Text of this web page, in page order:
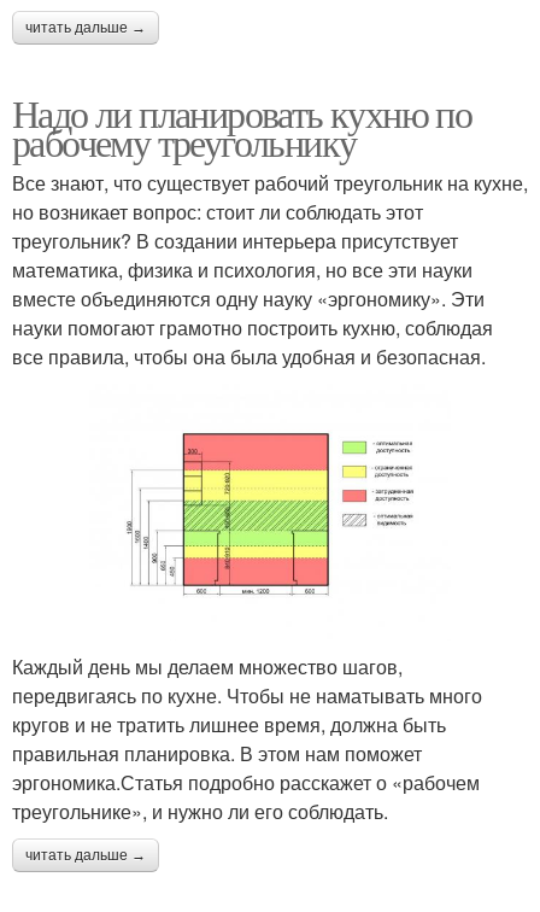
читать дальше →
Надо ли планировать кухню по
рабочему треугольнику
Все знают, что существует рабочий треугольник на кухне,
но возникает вопрос: стоит ли соблюдать этот
треугольник? В создании интерьера присутствует
математика, физика и психология, но все эти науки
вместе объединяются одну науку «эргономику». Эти
науки помогают грамотно построить кухню, соблюдая
все правила, чтобы она была удобная и безопасная.
Каждый день мы делаем множество шагов,
передвигаясь по кухне. Чтобы не наматывать много
кругов и не тратить лишнее время, должна быть
правильная планировка. В этом нам поможет
эргономика.Статья подробно расскажет о «рабочем
треугольнике», и нужно ли его соблюдать.
читать дальше →